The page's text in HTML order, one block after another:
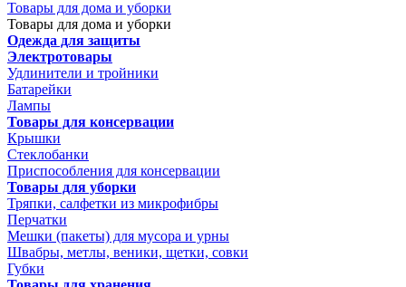
Товары для дома и уборки
Товары для дома и уборки
Одежда для защиты
Электротовары
Удлинители и тройники
Батарейки
Лампы
Товары для консервации
Крышки
Стеклобанки
Приспособления для консервации
Товары для уборки
Тряпки, салфетки из микрофибры
Перчатки
Мешки (пакеты) для мусора и урны
Швабры, метлы, веники, щетки, совки
Губки